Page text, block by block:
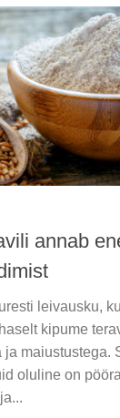
annab
leivausku,
kipume
ja maiustustega.
oluline on